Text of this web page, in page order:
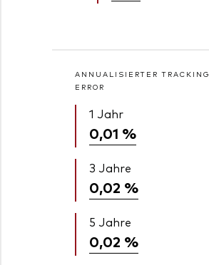
ANNUALISIERTER TRACKING
ERROR
1 Jahr
0,01 %
3 Jahre
0,02 %
5 Jahre
0,02 %